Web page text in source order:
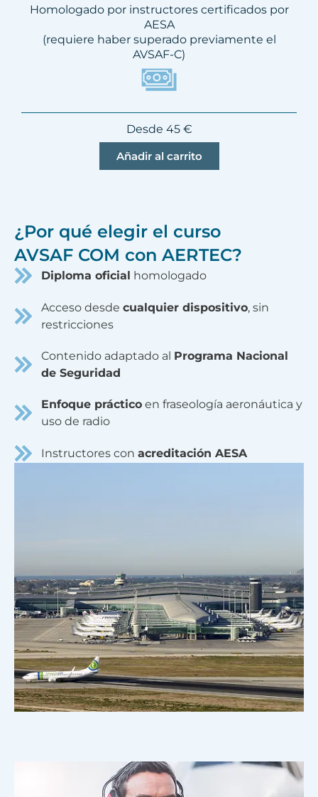
Homologado por instructores certificados por
AESA
(requiere haber superado previamente el
AVSAF-C)
Desde 45 €
Añadir al carrito
¿Por qué elegir el curso
AVSAF COM con AERTEC?
Diploma oficial homologado
Acceso desde cualquier dispositivo, sin
restricciones
Contenido adaptado al Programa Nacional
de Seguridad
Enfoque prácticoen fraseología aeronáutica y
uso de radio
Instructores con acreditación AESA